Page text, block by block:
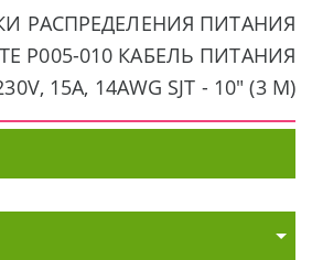
РАСПРЕДЕЛЕНИЯ ПИТАНИЯ
P005-010 КАБЕЛЬ ПИТАНИЯ
15A, 14AWG SJT - 10" (3 М)